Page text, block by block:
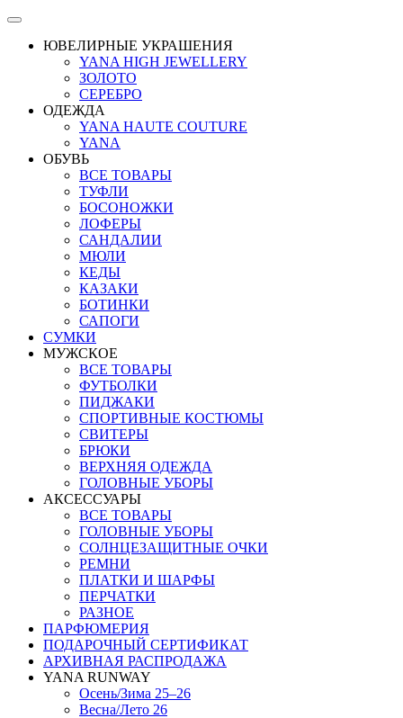
ЮВЕЛИРНЫЕ УКРАШЕНИЯ
YANA HIGH JEWELLERY
ЗОЛОТО
СЕРЕБРО
ОДЕЖДА
YANA HAUTE COUTURE
YANA
ОБУВЬ
ВСЕ ТОВАРЫ
ТУФЛИ
БОСОНОЖКИ
ЛОФЕРЫ
САНДАЛИИ
МЮЛИ
КЕДЫ
КАЗАКИ
БОТИНКИ
САПОГИ
СУМКИ
МУЖСКОЕ
ВСЕ ТОВАРЫ
ФУТБОЛКИ
ПИДЖАКИ
СПОРТИВНЫЕ КОСТЮМЫ
СВИТЕРЫ
БРЮКИ
ВЕРХНЯЯ ОДЕЖДА
ГОЛОВНЫЕ УБОРЫ
АКСЕССУАРЫ
ВСЕ ТОВАРЫ
ГОЛОВНЫЕ УБОРЫ
СОЛНЦЕЗАЩИТНЫЕ ОЧКИ
РЕМНИ
ПЛАТКИ И ШАРФЫ
ПЕРЧАТКИ
РАЗНОЕ
ПАРФЮМЕРИЯ
ПОДАРОЧНЫЙ СЕРТИФИКАТ
АРХИВНАЯ РАСПРОДАЖА
YANA RUNWAY
Осень/Зима 25–26
Весна/Лето 26